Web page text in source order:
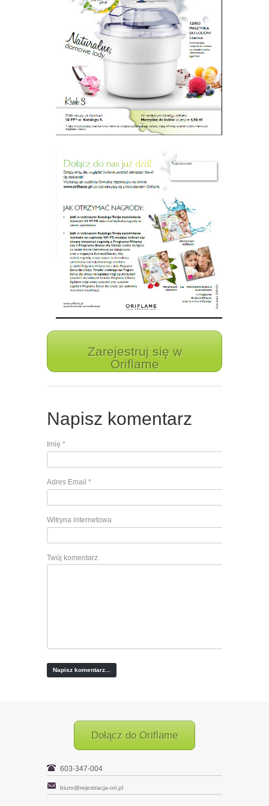
Zarejestruj się w
Oriflame
Napisz komentarz
Imię *
Adres Email *
Witryna internetowa
Twój komentarz
Dołącz do Oriflame
603-347-004
biuro@rejestracja-ori.pl